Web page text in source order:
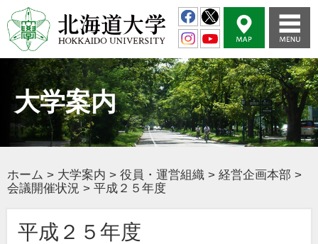
大学案内
ホーム > 大学案内 > 役員・運営組織 > 経営企画本部 >
会議開催状況 > 平成２５年度
平成２５年度